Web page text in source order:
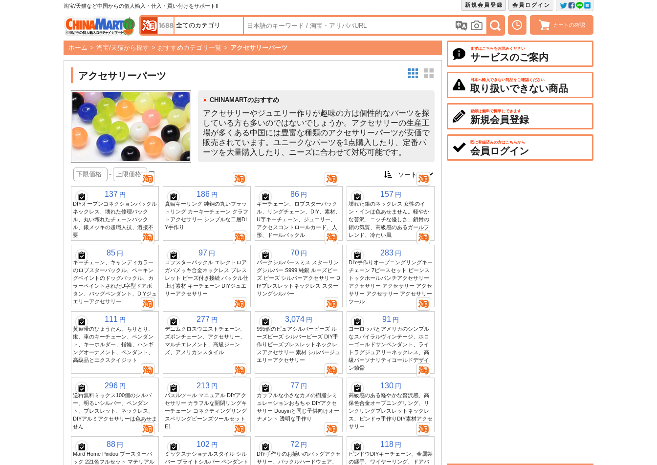
淘宝/天猫など中国からの個人輸入・仕入・買い付けをサポート!! 会員ログイン
新規会員登録
カートの確認
ホーム > 淘宝/天猫から探す > おすすめカテゴリ一覧 > アクセサリーパーツ
アクセサリーパーツ
CHINAMARTのおすすめ
アクセサリーやジュエリー作りが趣味の方は個性的なパーツを探
している方も多いのではないでしょうか。アクセサリーの生産工
場が多くある中国には豊富な種類のアクセサリーパーツが安価で
販売されています。ユニークなパーツを1点購入したり、定番パ
ーツを大量購入したり、ニーズに合わせて対応可能です。
- 円
137 円
DIYオープンコネクションバックル
ネックレス、壊れた修理バック
ル、丸い壊れたチェーンバック
ル、銀メッキの超職人技、溶接不
要
186 円
真鍮キーリング 純銅の丸いフラッ
トリング カーキーチェーン クラフ
トアクセサリー シンプルな二層DI
Y手作り
86 円
キーチェーン、ロブスターバック
ル、リングチェーン、DIY、素材、
U字キーチェーン、ジュエリー、
アクセスコントロールカード、人
形、ドールバックル
157 円
壊れた銀のネックレス 女性のイ
ン・インは色あせません。軽やか
な贅沢、ニッチな優しさ、鎖骨の
鎖の気質、高級感のあるガールフ
レンド、冷たい風
85 円
キーチェーン、キャンディカラー
のロブスターバックル、ベーキン
グペイントのドッグバックル、カ
ラーペイントされたU字型ドアボ
タン、バッグペンダント、DIYジュ
エリーアクセサリー
97 円
ロブスターバックル エレクトロア
ガバメッキ合金ネックレス ブレス
レット ビーズ付き接続 バックル仕
上げ素材 キーチェーン DIYジュエ
リーアクセサリー
70 円
パークシルバースミス スターリン
グシルバー S999 純銀 ルーズビー
ズ ビーズ シルバーアクセサリー D
IYブレスレットネックレス スター
リングシルバー
283 円
DIY手作りオープニングリングキー
チェーン 7ピースセット ビーンス
トックホールパンチアクセサリー
アクセサリー アクセサリー アクセ
サリー アクセサリー アクセサリー
ツール
111 円
黄道帯のひょうたん、ちりとり、
鍬、車のキーチェーン、ペンダン
ト、キーホルダー、指輪、ハンギ
ングオーナメント、ペンダント、
高級品とエクスクイジット
277 円
デニムクロスウエストチェーン、
ズボンチェーン、アクセサリー、
マルチエレメント、高級ジーン
ズ、アメリカンスタイル
3,074 円
999個のピュアシルバービーズ ル
ーズビーズ シルバービーズ DIY手
作りビーズブレスレットネックレ
スアクセサリー 素材 シルバージュ
エリーアクセサリー
91 円
ヨーロッパとアメリカのシンプル
なスパイラルヴィンテージ、ホロ
ーゴールドサンペンダント、ライ
トラグジュアリーネックレス、高
級パーソナリティコールドデザイ
ン鎖骨
296 円
送料無料ミックス100個のシルバ
ー、明るいシルバー、ペンダン
ト、ブレスレット、ネックレス、
DIYアルミアクセサリーは色あせま
せん
213 円
パズルツール マニュアル DIYアク
セサリー カラフルな開閉リングキ
ーチェーン コネクティングリング
スペリングビーンズツールセット
E1
77 円
カラフルな小さなカメの樹脂シミ
ュレーションおもちゃ DIYアクセ
サリー Douyinと同じ子供向けオー
ナメント 透明な手作り
130 円
高級感のある軽やかな贅沢感、高
保色合金オープニングリング、リ
ンクリングブレスレットネックレ
ス、ピンドゥ手作りDIY素材アクセ
サリー
88 円
Mard Home Pindou ブースターパ
ック 221色フルセット マテリアル
102 円
ミックスナショナルスタイル シル
バー ブライトシルバー ペンダント
72 円
DIY手作りのお揃いのバッグアクセ
サリー、バックルハードウェア、
118 円
ピンドウDIYキーチェーン、金属製
の継手、ワイヤーリング、ドアバ
まずはこちらをお読みください
サービスのご案内
日本へ輸入できない商品をご確認ください
取り扱いできない商品
登録は無料で簡単にできます
新規会員登録
既に登録済みの方はこちらから
会員ログイン